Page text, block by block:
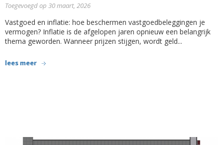
Toegevoegd op 30 maart, 2026
Vastgoed en inflatie: hoe beschermen vastgoedbeleggingen je
vermogen? Inflatie is de afgelopen jaren opnieuw een belangrijk
thema geworden. Wanneer prijzen stijgen, wordt geld...
lees meer